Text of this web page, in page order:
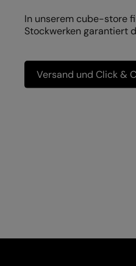
In unserem cube-store
Stockwerken garantiert
Versand und Click &